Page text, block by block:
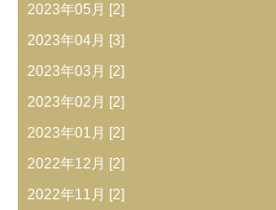
2023年05月 [2]
2023年04月 [3]
2023年03月 [2]
2023年02月 [2]
2023年01月 [2]
2022年12月 [2]
2022年11月 [2]